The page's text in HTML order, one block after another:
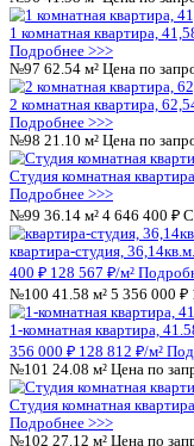
1 комнатная
Подробнее >>>
№56 24.08 м²
Студия комнатная
Подробнее >>>
№57 27.12 м² Цена
Студия комнатная
Подробнее >>>
№58 42.11 м² Цена
1 комнатная
Подробнее >>>
№59 27.03 м² Цена
Студия комнатная
Подробнее >>>
№60 27.12 м² Цена